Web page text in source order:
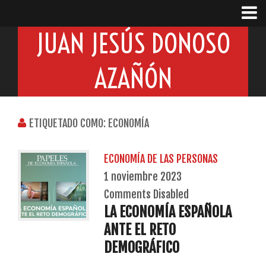
JUAN JESÚS DONOSO
AZAÑÓN
ETIQUETADO COMO: ECONOMÍA
ECONOMÍA DE LAS PERSONAS
1 noviembre 2023
Comments Disabled
LA ECONOMÍA ESPAÑOLA
ANTE EL RETO
DEMOGRÁFICO